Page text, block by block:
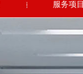
服务项目